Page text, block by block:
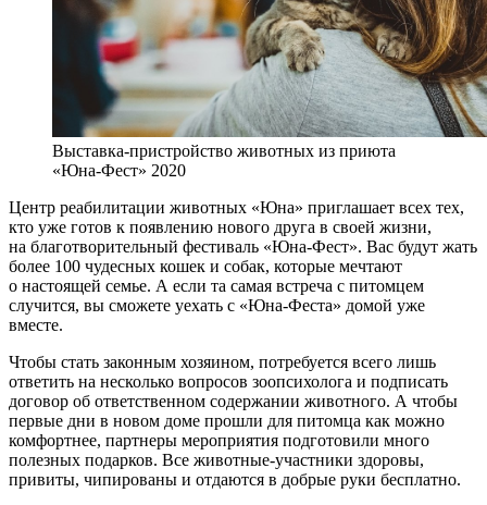
Выставка-пристройство животных из приюта
«Юна-Фест» 2020
Центр реабилитации животных «Юна» приглашает всех тех,
кто уже готов к появлению нового друга в своей жизни,
на благотворительный фестиваль «Юна-Фест». Вас будут жать
более 100 чудесных кошек и собак, которые мечтают
о настоящей семье. А если та самая встреча c питомцем
случится, вы сможете уехать с «Юна-Феста» домой уже
вместе.
Чтобы стать законным хозяином, потребуется всего лишь
ответить на несколько вопросов зоопсихолога и подписать
договор об ответственном содержании животного. А чтобы
первые дни в новом доме прошли для питомца как можно
комфортнее, партнеры мероприятия подготовили много
полезных подарков. Все животные-участники здоровы,
привиты, чипированы и отдаются в добрые руки бесплатно.